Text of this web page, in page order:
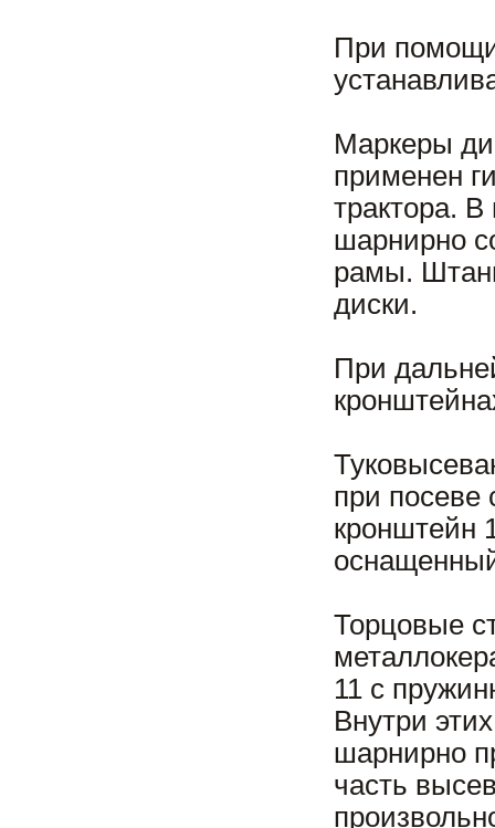
При
Маркеры
применен
трактора.
шарнирно
рамы.
диски.
При
при посеве
кронштейн
Торцовые
11 с
Внутри
шарнирно
часть